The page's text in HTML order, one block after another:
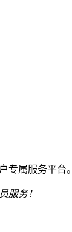
专属服务平
服务！